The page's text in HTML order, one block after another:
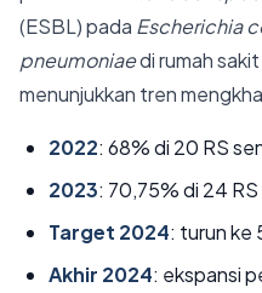
(ESBL) pada Escherichia
pneumoniaedi rumah
menunjukkan tren
2022: 68% di 20 RS
2023: 70,75% di 24
Target 2024: turun ke
Akhir 2024: ekspansi